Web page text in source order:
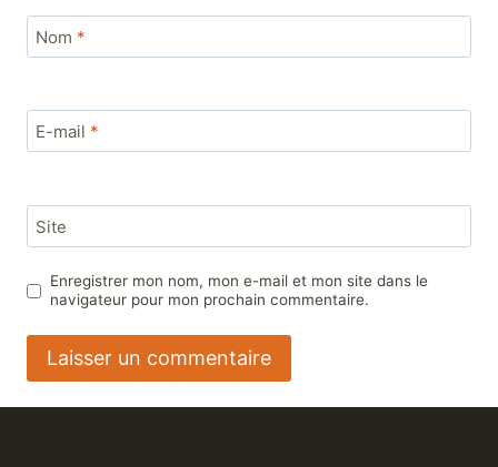
Nom *
E-mail *
Site
Enregistrer mon nom, mon e-mail et mon site dans le
navigateur pour mon prochain commentaire.